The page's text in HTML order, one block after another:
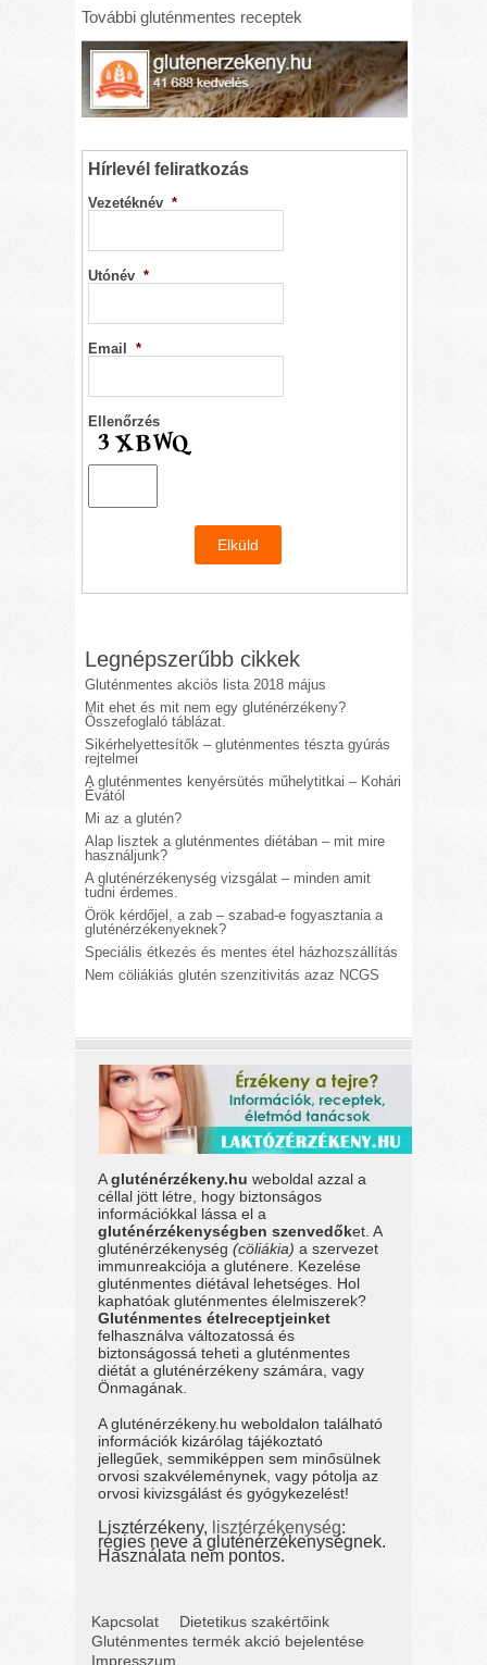
További gluténmentes receptek
Hírlevél feliratkozás
Vezetéknév *
Utónév *
Email *
Ellenőrzés
Legnépszerűbb cikkek
Gluténmentes akciós lista 2018 május
Mit ehet és mit nem egy gluténérzékeny?
Összefoglaló táblázat.
Sikérhelyettesítők – gluténmentes tészta gyúrás
rejtelmei
A gluténmentes kenyérsütés műhelytitkai – Kohári
Évától
Mi az a glutén?
Alap lisztek a gluténmentes diétában – mit mire
használjunk?
A gluténérzékenység vizsgálat – minden amit
tudni érdemes.
Örök kérdőjel, a zab – szabad-e fogyasztania a
gluténérzékenyeknek?
Speciális étkezés és mentes étel házhozszállítás
Nem cöliákiás glutén szenzitivitás azaz NCGS
Agluténérzékeny.hu weboldal azzal a
céllal jött létre, hogy biztonságos
információkkal lássa el a
gluténérzékenységben szenvedőket. A
gluténérzékenység(cöliákia) a szervezet
immunreakciója a gluténere. Kezelése
gluténmentes diétával lehetséges. Hol
kaphatóak gluténmentes élelmiszerek?
Gluténmentes ételreceptjeinket
felhasználva változatossá és
biztonságossá teheti a gluténmentes
diétát a gluténérzékeny számára, vagy
Önmagának.
A gluténérzékeny.hu weboldalon található
információk kizárólag tájékoztató
jellegűek, semmiképpen sem minősülnek
orvosi szakvéleménynek, vagy pótolja az
orvosi kivizsgálást és gyógykezelést!
Lisztérzékeny, lisztérzékenység:
régies neve a gluténérzékenységnek.
Használata nem pontos.
Kapcsolat
Dietetikus szakértőink
Gluténmentes termék akció bejelentése
Impresszum